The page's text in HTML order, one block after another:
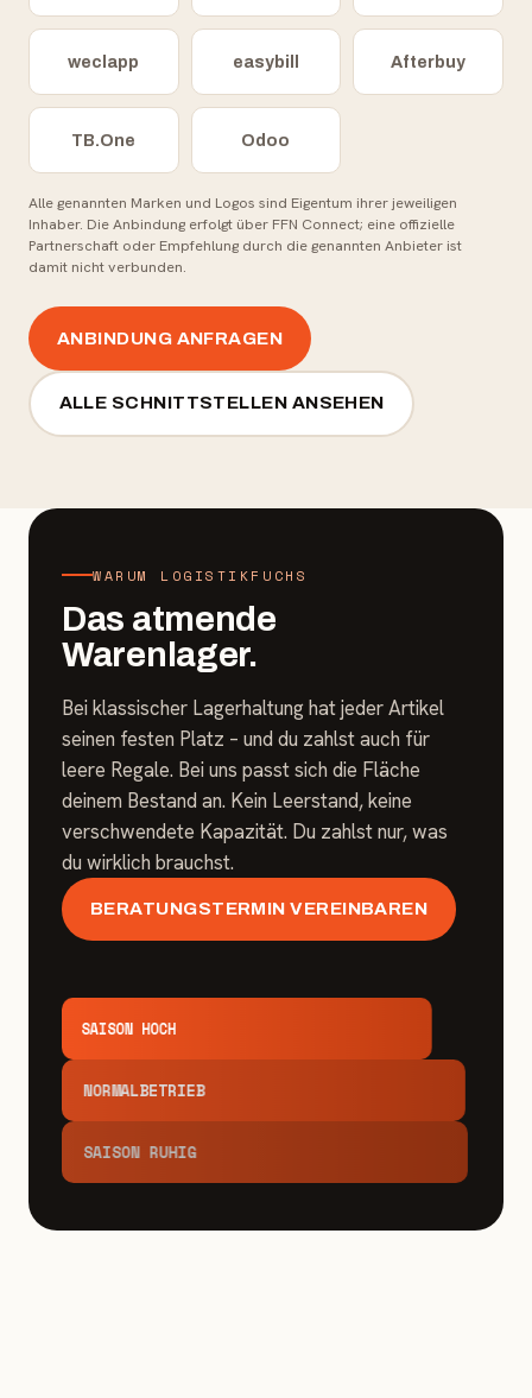
weclapp easybill Afterbuy
TB.One Odoo
Alle genannten Marken und Logos sind Eigentum ihrer jeweiligen
Inhaber. Die Anbindung erfolgt über FFN Connect; eine offizielle
Partnerschaft oder Empfehlung durch die genannten Anbieter ist
damit nicht verbunden.
ANBINDUNG ANFRAGEN
ALLE SCHNITTSTELLEN ANSEHEN
WARUM LOGISTIKFUCHS
Das atmende
Warenlager.
Bei klassischer Lagerhaltung hat jeder Artikel
seinen festen Platz – und du zahlst auch für
leere Regale. Bei uns passt sich die Fläche
deinem Bestand an. Kein Leerstand, keine
verschwendete Kapazität. Du zahlst nur, was
du wirklich brauchst.
BERATUNGSTERMIN VEREINBAREN
SAISON HOCH
NORMALBETRIEB
SAISON RUHIG